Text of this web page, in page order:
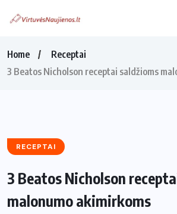
Home
Receptai
3 Beatos Nicholson receptai saldžioms
RECEPTAI
3 Beatos Nicholson
malonumo akimirkoms